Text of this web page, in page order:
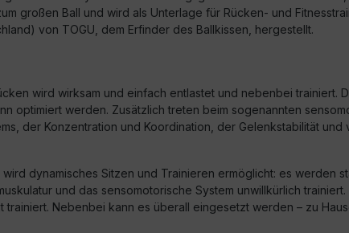
großen Ball und wird als Unterlage für Rücken- und
von TOGU, dem Erfinder des Ballkissen, hergestellt.
wird wirksam und einfach entlastet und nebenbei
optimiert werden. Zusätzlich treten beim sogenannten
der Konzentration und Koordination, der Gelenkstabilität und
dynamisches Sitzen und Trainieren ermöglicht: es werden
und das sensomotorische System unwillkürlich
Nebenbei kann es überall eingesetzt werden – zu